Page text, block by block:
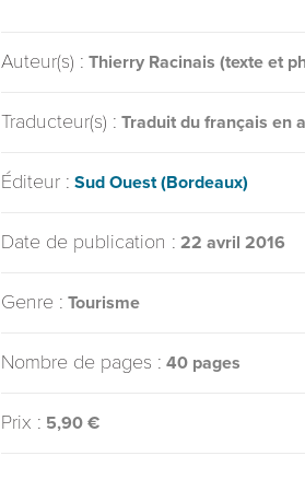
Auteur(s) : Thierry Racinais (texte et
Traducteur(s) : Traduit du français en
Éditeur : Sud Ouest (Bordeaux)
Date de publication : 22 avril 2016
Genre : Tourisme
Nombre de pages : 40 pages
Prix : 5,90 €